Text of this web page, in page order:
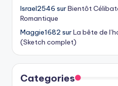
Israel2546 surBientôt
Romantique
Maggie1682 surLa bête de
(Sketch complet)
Categories